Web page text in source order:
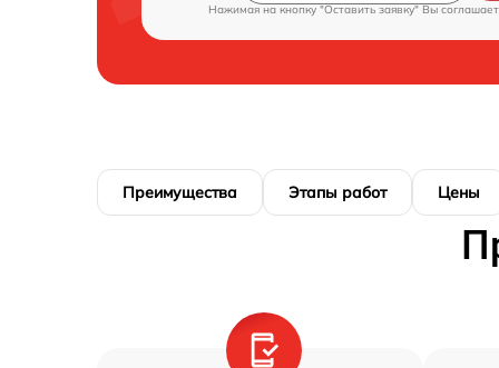
Нажимая на кнопку "Оставить заявку" Вы
Преимущества Этапы работ Цены